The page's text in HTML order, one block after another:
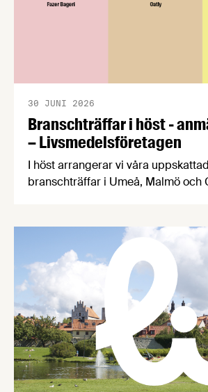
Branschträffar i höst -
– Livsmedelsföretagen
30 JUNI 2026
I höst arrangerar vi våra
branschträffar i Umeå, Malmö och
kan träffa branschkollegor och
erfarenheter. På
branschträffar får du fördjupa dig i
viktiga för livsmedelsföretagare att